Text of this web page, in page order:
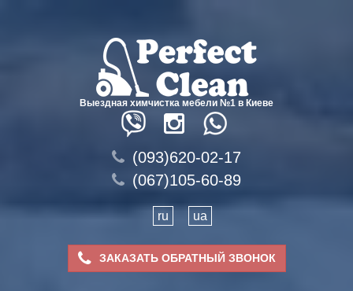
Выездная химчистка мебели №1 в Киеве
(093)620-02-17
(067)105-60-89
ru ua
ЗАКАЗАТЬ ОБРАТНЫЙ ЗВОНОК